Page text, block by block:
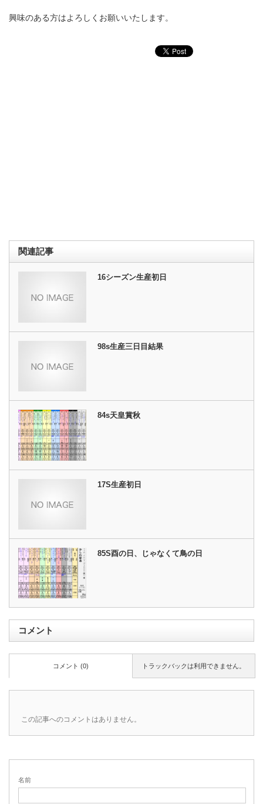
興味のある方はよろしくお願いいたします。
関連記事
16シーズン生産初日
98s生産三日目結果
84s天皇賞秋
17S生産初日
85S酉の日、じゃなくて鳥の日
コメント
トラックバックは利用できません。
コメント (0)
この記事へのコメントはありません。
名前